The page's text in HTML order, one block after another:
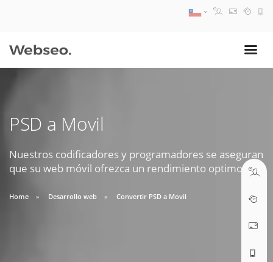
PSD a Movil
Nuestros codificadores y programadores se aseguran
que su web móvil ofrezca un rendimiento optimo.
Home Desarrollo web Convertir PSD a Movil
DEPARTAMENTO SOPORTE
09:30 AM A 18:30 PM
soporte@webseo.cl